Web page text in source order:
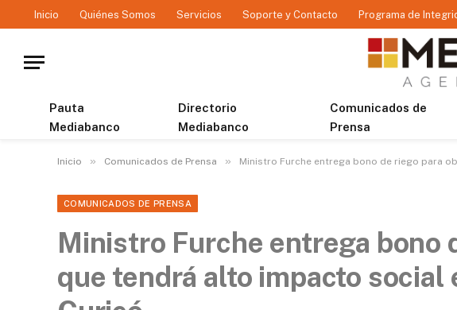
Inicio Quiénes Somos Servicios Soporte y Contacto Programa de
Pauta
Mediabanco
Directorio
Mediabanco
Comunicados de
Prensa
Inicio » Comunicados de Prensa » Ministro Furche entrega bono de riego para
COMUNICADOS DE PRENSA
Ministro Furche entrega bono
que tendrá alto impacto social